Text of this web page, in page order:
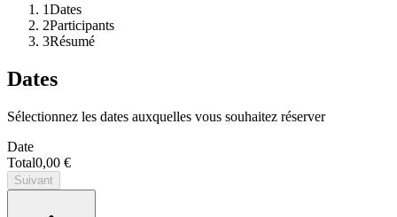
1Dates
2Participants
3Résumé
Dates
Sélectionnez les dates auxquelles vous souhaitez réserver
Date
Total0,00 €
Suivant